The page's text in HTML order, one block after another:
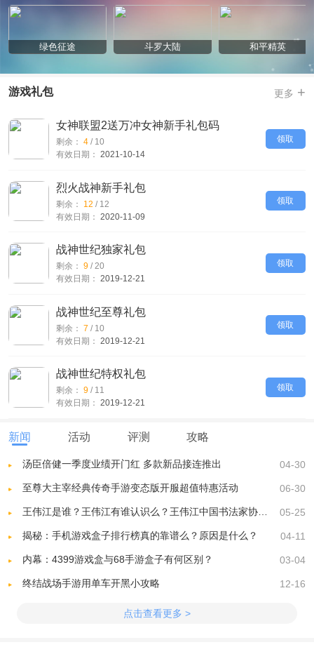
绿色征途 斗罗大陆 和平精英
游戏礼包 更多 +
领取
女神联盟2送万冲女神新手礼包码
剩余： 4 / 10
有效日期： 2021-10-14
领取
烈火战神新手礼包
剩余： 12 / 12
有效日期： 2020-11-09
领取
战神世纪独家礼包
剩余： 9 / 20
有效日期： 2019-12-21
领取
战神世纪至尊礼包
剩余： 7 / 10
有效日期： 2019-12-21
领取
战神世纪特权礼包
剩余： 9 / 11
有效日期： 2019-12-21
新闻 活动 评测 攻略
汤臣倍健一季度业绩开门红 多款新品接连推出 04-30
至尊大主宰经典传奇手游变态版开服超值特惠活动 06-30
05-25
揭秘：手机游戏盒子排行榜真的靠谱么？原因是什么？ 04-11
内幕：4399游戏盒与68手游盒子有何区别？ 03-04
终结战场手游用单车开黑小攻略 12-16
点击查看更多 >